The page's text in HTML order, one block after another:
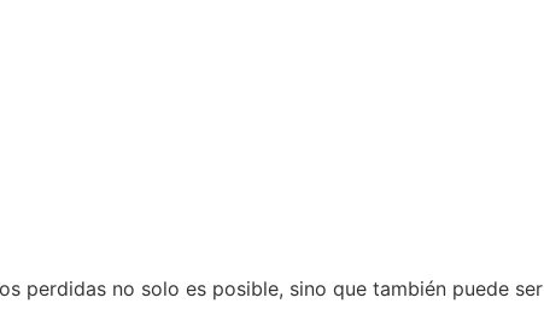
perdidas no solo es posible, sino que también puede ser